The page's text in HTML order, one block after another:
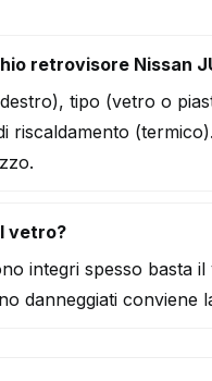
retrovisore Nissan
tipo (vetro o
riscaldamento
vetro?
integri spesso basta il
danneggiati conviene